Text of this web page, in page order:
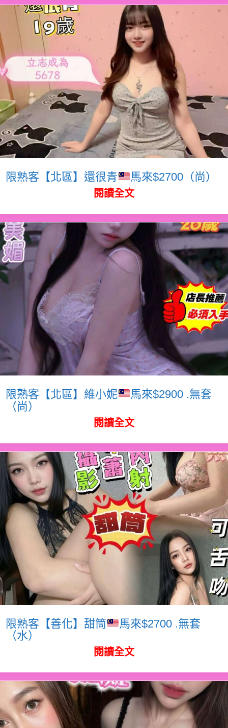
限熟客【北區】還很青 馬來$2700（尚）
閱讀全文
限熟客【北區】維小妮
馬來$2900 .無套
（尚）
閱讀全文
限熟客【善化】甜筒
馬來$2700 .無套
（水）
閱讀全文